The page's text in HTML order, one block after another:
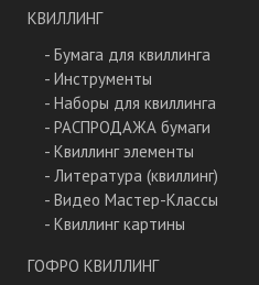
КВИЛЛИНГ
- Бумага для квиллинга
- Инструменты
- Наборы для квиллинга
- РАСПРОДАЖА бумаги
- Квиллинг элементы
- Литература (квиллинг)
- Видео Мастер-Классы
- Квиллинг картины
ГОФРО КВИЛЛИНГ